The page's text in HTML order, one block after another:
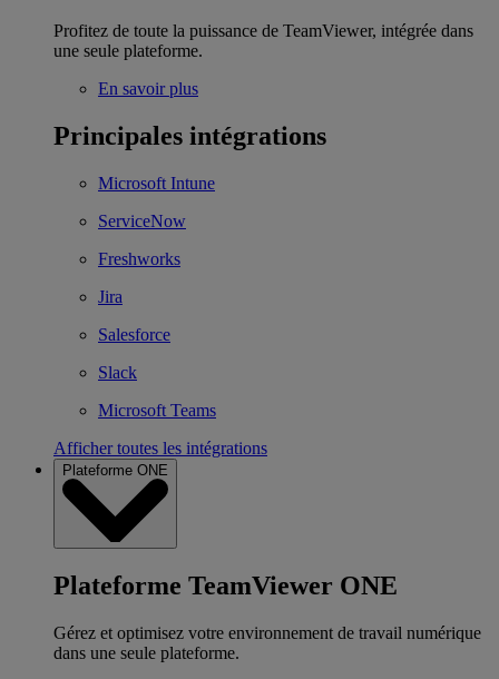
Profitez de toute la puissance de TeamViewer, intégrée dans
une seule plateforme.
En savoir plus
Principales intégrations
Microsoft Intune
ServiceNow
Freshworks
Jira
Salesforce
Slack
Microsoft Teams
Afficher toutes les intégrations
Plateforme ONE
Plateforme TeamViewer ONE
Gérez et optimisez votre environnement de travail numérique
dans une seule plateforme.